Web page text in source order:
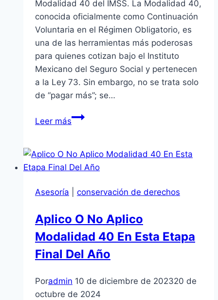
Modalidad 40 del IMSS. La Modalidad 40,
conocida oficialmente como Continuación
Voluntaria en el Régimen Obligatorio, es
una de las herramientas más poderosas
para quienes cotizan bajo el Instituto
Mexicano del Seguro Social y pertenecen
a la Ley 73. Sin embargo, no se trata solo
de “pagar más”; se…
Leer másAsí
estrategia
en
Modalidad
del
IMSS
Asesoría conservación de derechos
Aplico O No Aplico
Modalidad 40 En Esta Etapa
Final Del Año
Poradmin 10 de diciembre de 202320 de
octubre de 2024